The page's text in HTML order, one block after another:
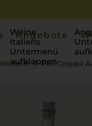
Weine
Italiens
Untermenü
aufklappen
Angebote
Poli Grappa